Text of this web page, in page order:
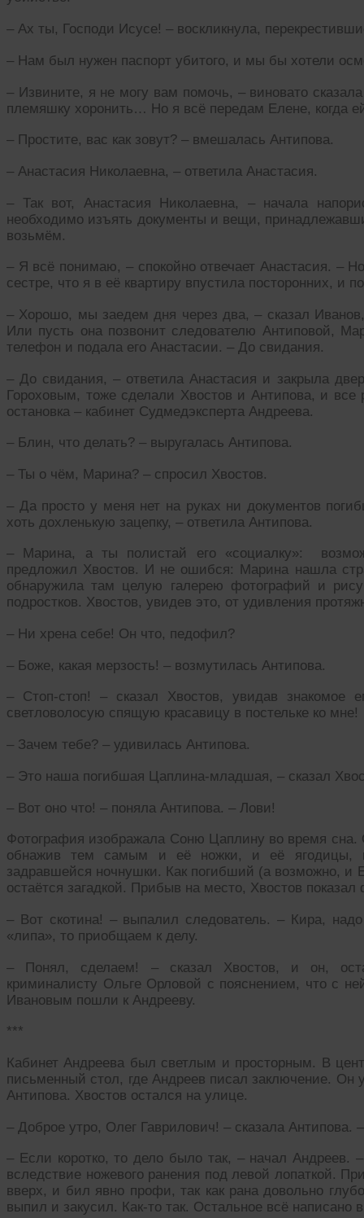
– Ах ты, Господи Исусе! – воскликнула,
– Нам был нужен паспорт убитого, и мы бы хотели
– Извините, я не могу вам помочь, – виновато
племяшку хоронить… Но я всё передам Елене, когда
– Простите, вас как зовут? – вмешалась Антипова.
– Анастасия Николаевна, – ответила Анастасия.
– Так вот, Анастасия Николаевна, – начала
необходимо изъять документы и вещи,
возьмём.
– Я всё понимаю, – спокойно отвечает Анастасия. –
сестре, что я в её квартиру впустила посторонних, и
– Хорошо, мы заедем дня через два, – сказал
Или пусть она позвонит следователю Антиповой,
телефон и подала его Анастасии. – До свидания.
– До свидания, – ответила Анастасия и закрыла
Гороховым, тоже сделали Хвостов и Антипова, и
остановка – кабинет Судмедэксперта Андреева.
– Блин, что делать? – выругалась Антипова.
– Ты о чём, Марина? – спросил Хвостов.
– Да просто у меня нет на руках ни документов
хоть дохленькую зацепку, – ответила Антипова.
– Марина, а ты полистай его «социалку»:
предложил Хвостов. И не ошибся: Марина нашла
обнаружила там целую галерею фотографий и
подростков. Хвостов, увидев это, от удивления
– Ни хрена себе! Он что, педофил?
– Боже, какая мерзость! – возмутилась Антипова.
– Стоп-стоп! – сказал Хвостов, увидав знакомое
светловолосую спящую красавицу в постельке ко мне!
– Зачем тебе? – удивилась Антипова.
– Это наша погибшая Цаплина-младшая, – сказал
– Вот оно что! – поняла Антипова. – Лови!
Фотография изображала Соню Цаплину во время сна.
обнажив тем самым и её ножки, и её ягодицы,
задравшейся ночнушки. Как погибший (а возможно, и
остаётся загадкой. Прибыв на место, Хвостов показал
– Вот скотина! – выпалил следователь. – Кира,
«липа», то приобщаем к делу.
– Понял, сделаем! – сказал Хвостов, и он,
криминалисту Ольге Орловой с пояснением, что с
Ивановым пошли к Андрееву.
***
Кабинет Андреева был светлым и просторным. В
письменный стол, где Андреев писал заключение. Он
Антипова. Хвостов остался на улице.
– Доброе утро, Олег Гаврилович! – сказала Антипова.
– Если коротко, то дело было так, – начал Андреев.
вследствие ножевого ранения под левой лопаткой.
вверх, и бил явно профи, так как рана довольно
выпил и закусил. Как-то так. Остальное всё написано